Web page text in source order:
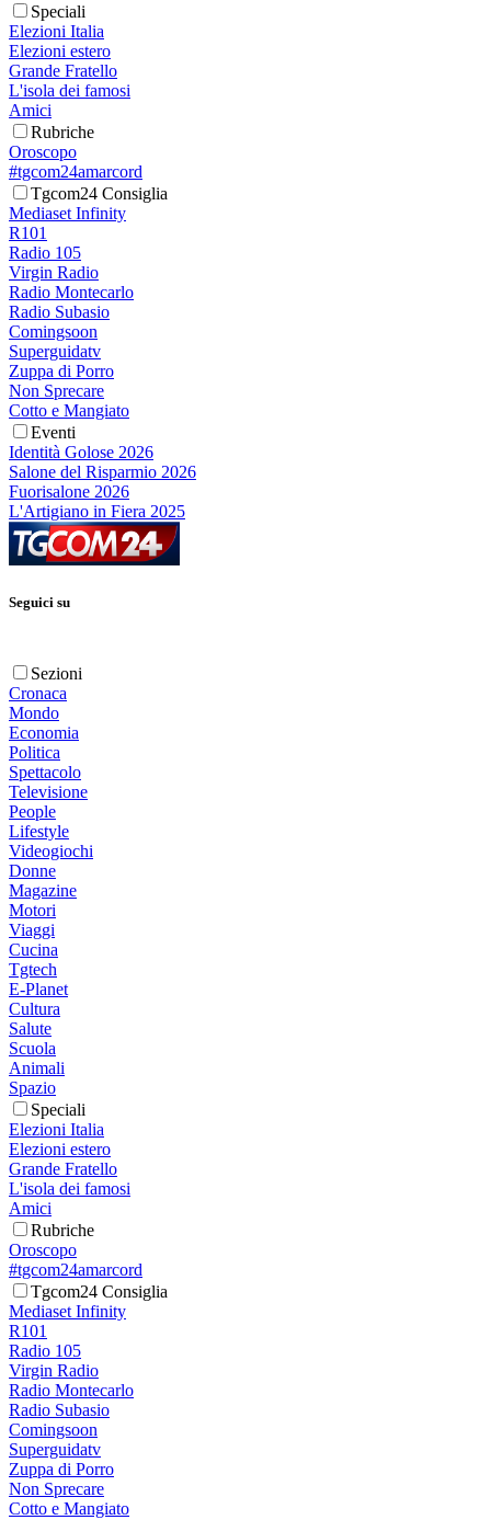
Speciali
Elezioni Italia
Elezioni estero
Grande Fratello
L'isola dei famosi
Amici
Rubriche
Oroscopo
#tgcom24amarcord
Tgcom24 Consiglia
Mediaset Infinity
R101
Radio 105
Virgin Radio
Radio Montecarlo
Radio Subasio
Comingsoon
Superguidatv
Zuppa di Porro
Non Sprecare
Cotto e Mangiato
Eventi
Identità Golose 2026
Salone del Risparmio 2026
Fuorisalone 2026
L'Artigiano in Fiera 2025
Seguici su
Sezioni
Cronaca
Mondo
Economia
Politica
Spettacolo
Televisione
People
Lifestyle
Videogiochi
Donne
Magazine
Motori
Viaggi
Cucina
Tgtech
E-Planet
Cultura
Salute
Scuola
Animali
Spazio
Speciali
Elezioni Italia
Elezioni estero
Grande Fratello
L'isola dei famosi
Amici
Rubriche
Oroscopo
#tgcom24amarcord
Tgcom24 Consiglia
Mediaset Infinity
R101
Radio 105
Virgin Radio
Radio Montecarlo
Radio Subasio
Comingsoon
Superguidatv
Zuppa di Porro
Non Sprecare
Cotto e Mangiato